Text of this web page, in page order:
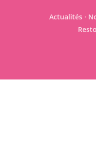
Actualités ·